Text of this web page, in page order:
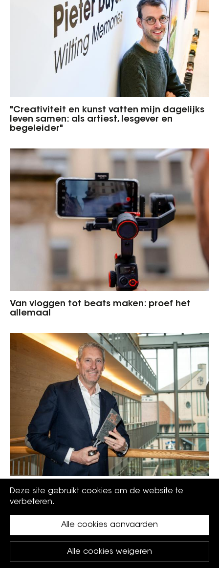
"Creativiteit en kunst vatten mijn dagelijks
leven samen: als artiest, lesgever en
begeleider"
Van vloggen tot beats maken: proef het
allemaal
Ereburgers winnen samen 3 Kastaars
Deze site gebruikt cookies om de website te
verbeteren.
Alle cookies weigeren
Alle cookies aanvaarden